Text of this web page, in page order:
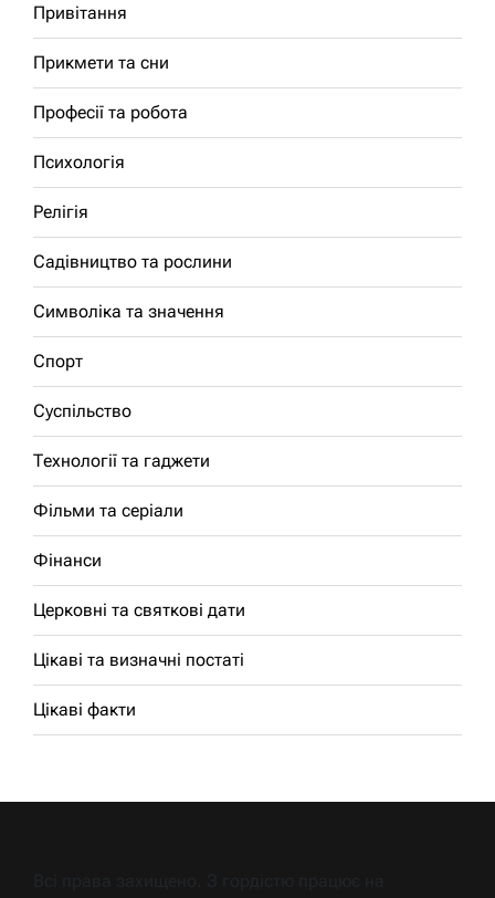
Привітання
Прикмети та сни
Професії та робота
Психологія
Релігія
Садівництво та рослини
Символіка та значення
Спорт
Суспільство
Технології та гаджети
Фільми та серіали
Фінанси
Церковні та святкові дати
Цікаві та визначні постаті
Цікаві факти